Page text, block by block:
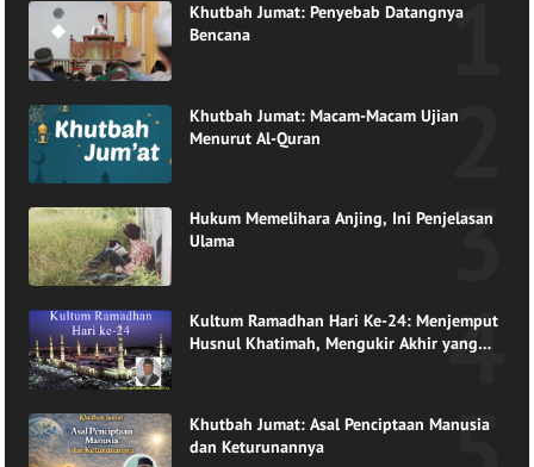
Khutbah Jumat: Penyebab Datangnya
Bencana
Khutbah Jumat: Macam-Macam Ujian
Menurut Al-Quran
Hukum Memelihara Anjing, Ini Penjelasan
Ulama
Kultum Ramadhan Hari Ke-24: Menjemput
Husnul Khatimah, Mengukir Akhir yang
Khutbah Jumat: Asal Penciptaan Manusia
dan Keturunannya